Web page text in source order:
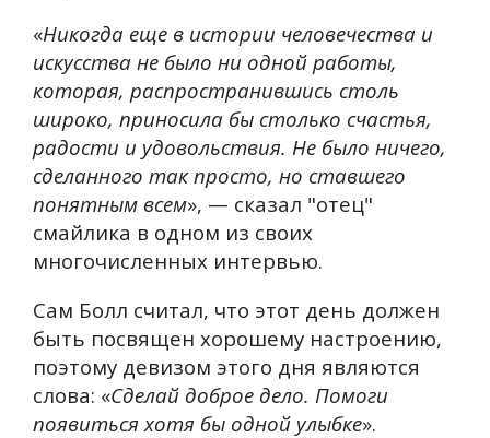
«Никогда еще в истории человечества и
искусства не было ни одной работы,
которая, распространившись столь
широко, приносила бы столько счастья,
радости и удовольствия. Не было ничего,
сделанного так просто, но ставшего
понятным всем», — сказал "отец"
смайлика в одном из своих
многочисленных интервью.
Сам Болл считал, что этот день должен
быть посвящен хорошему настроению,
поэтому девизом этого дня являются
слова: «Сделай доброе дело. Помоги
появиться хотя бы одной улыбке».